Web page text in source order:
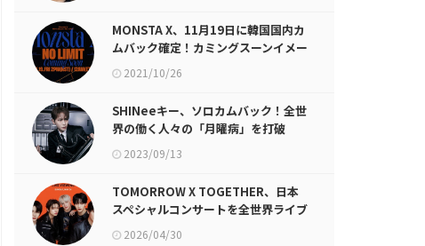
MONSTA X、11月19日に韓国国内カ
ムバック確定！カミングスーンイメー
ジ公開
2021/10/26
SHINeeキー、ソロカムバック！全世
界の働く人々の「月曜病」を打破
2023/09/13
TOMORROW X TOGETHER、日本
スペシャルコンサートを全世界ライブ
ビューイング上映
2026/04/30